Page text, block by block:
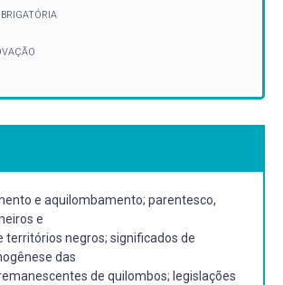
e aquilombamento; parentesco,
e
territórios negros; significados de
das
de quilombos; legislações